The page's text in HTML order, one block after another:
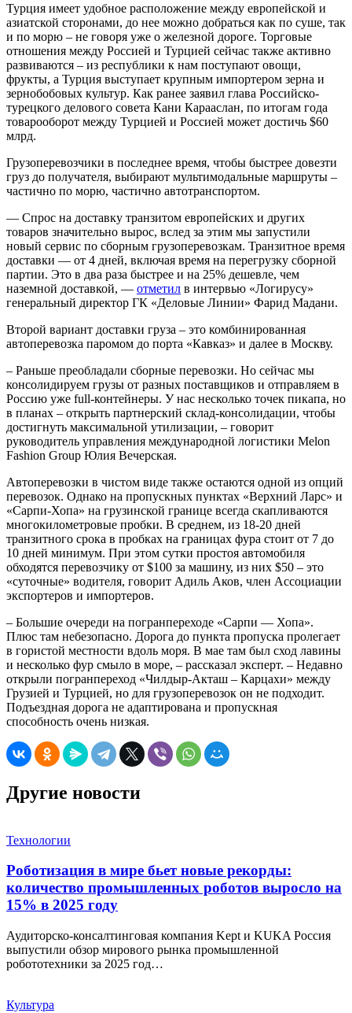
Турция имеет удобное расположение между европейской и
азиатской сторонами, до нее можно добраться как по суше, так
и по морю – не говоря уже о железной дороге. Торговые
отношения между Россией и Турцией сейчас также активно
развиваются – из республики к нам поступают овощи,
фрукты, а Турция выступает крупным импортером зерна и
зернобобовых культур. Как ранее заявил глава Российско-
турецкого делового совета Кани Карааслан, по итогам года
товарооборот между Турцией и Россией может достичь $60
млрд.
Грузоперевозчики в последнее время, чтобы быстрее довезти
груз до получателя, выбирают мультимодальные маршруты –
частично по морю, частично автотранспортом.
— Спрос на доставку транзитом европейских и других
товаров значительно вырос, вслед за этим мы запустили
новый сервис по сборным грузоперевозкам. Транзитное время
доставки — от 4 дней, включая время на перегрузку сборной
партии. Это в два раза быстрее и на 25% дешевле, чем
наземной доставкой, — отметил в интервью «Логирусу»
генеральный директор ГК «Деловые Линии» Фарид Мадани.
Второй вариант доставки груза – это комбинированная
автоперевозка паромом до порта «Кавказ» и далее в Москву.
– Раньше преобладали сборные перевозки. Но сейчас мы
консолидируем грузы от разных поставщиков и отправляем в
Россию уже full-контейнеры. У нас несколько точек пикапа, но
в планах – открыть партнерский склад-консолидации, чтобы
достигнуть максимальной утилизации, – говорит
руководитель управления международной логистики Melon
Fashion Group Юлия Вечерская.
Автоперевозки в чистом виде также остаются одной из опций
перевозок. Однако на пропускных пунктах «Верхний Ларс» и
«Сарпи-Хопа» на грузинской границе всегда скапливаются
многокилометровые пробки. В среднем, из 18-20 дней
транзитного срока в пробках на границах фура стоит от 7 до
10 дней минимум. При этом сутки простоя автомобиля
обходятся перевозчику от $100 за машину, из них $50 – это
«суточные» водителя, говорит Адиль Аков, член Ассоциации
экспортеров и импортеров.
– Большие очереди на погранпереходе «Сарпи — Хопа».
Плюс там небезопасно. Дорога до пункта пропуска пролегает
в гористой местности вдоль моря. В мае там был сход лавины
и несколько фур смыло в море, – рассказал эксперт. – Недавно
открыли погранпереход «Чилдыр-Акташ – Карцахи» между
Грузией и Турцией, но для грузоперевозок он не подходит.
Подъездная дорога не адаптирована и пропускная
способность очень низкая.
Другие новости
Технологии
Роботизация в мире бьет новые рекорды:
количество промышленных роботов выросло на
15% в 2025 году
Аудиторско-консалтинговая компания Kept и KUKA Россия
выпустили обзор мирового рынка промышленной
робототехники за 2025 год…
Культура